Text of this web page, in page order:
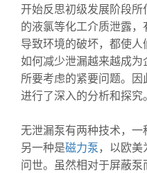
开始反思初级发展阶段
的液氯等化工介质泄露
导致环境的破坏，都使人
如何减少泄漏越来越成
所要考虑的紧要问题。因
进行了深入的分析和探究。
无泄漏泵有两种技术，一
另一种是磁力泵，以欧
问世。虽然相对于屏蔽